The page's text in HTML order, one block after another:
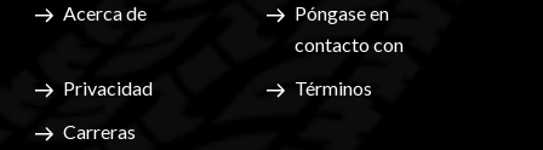
Acerca de
Póngase en
contacto con
Privacidad
Términos
Carreras